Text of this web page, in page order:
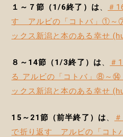
１～７節（1/6終了）は
＃
す アルビの「コトバ」①～
ックス新潟と本のある幸せ
８～14節（1/3終了）は
＃
る アルビの「コトバ」⑧～⑭
ックス新潟と本のある幸せ
15～21節（前半終了）は
で折り返す アルビの「コト